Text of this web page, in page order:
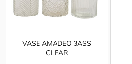
VASE AMADEO 3ASS
CLEAR